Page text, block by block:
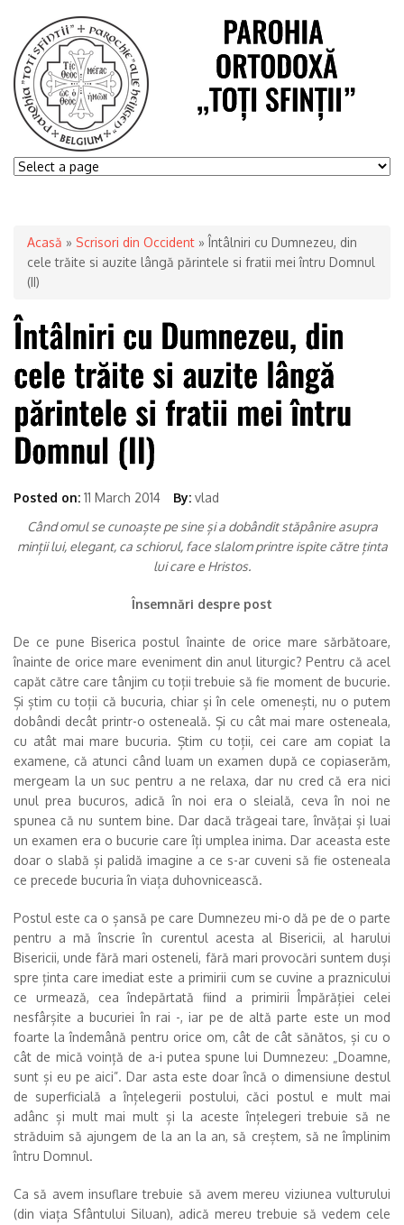
Acasă » Scrisori din Occident » Întâlniri cu Dumnezeu, din
cele trăite si auzite lângă părintele si fratii mei întru Domnul
(II)
Posted on: 11 March 2014 By: vlad
Când omul se cunoaște pe sine și a dobândit stăpânire asupra
minții lui, elegant, ca schiorul, face slalom printre ispite către ținta
lui care e Hristos.
Însemnări despre post
De ce pune Biserica postul înainte de orice mare sărbătoare,
înainte de orice mare eveniment din anul liturgic? Pentru că acel
capăt către care tânjim cu toții trebuie să fie moment de bucurie.
Și știm cu toții că bucuria, chiar și în cele omenești, nu o putem
dobândi decât printr-o osteneală. Și cu cât mai mare osteneala,
cu atât mai mare bucuria. Știm cu toții, cei care am copiat la
examene, că atunci când luam un examen după ce copiaserăm,
mergeam la un suc pentru a ne relaxa, dar nu cred că era nici
unul prea bucuros, adică în noi era o sleială, ceva în noi ne
spunea că nu suntem bine. Dar dacă trăgeai tare, învățai și luai
un examen era o bucurie care îți umplea inima. Dar aceasta este
doar o slabă și palidă imagine a ce s-ar cuveni să fie osteneala
ce precede bucuria în viața duhovnicească.
Postul este ca o șansă pe care Dumnezeu mi-o dă pe de o parte
pentru a mă înscrie în curentul acesta al Bisericii, al harului
Bisericii, unde fără mari osteneli, fără mari provocări suntem duși
spre ținta care imediat este a primirii cum se cuvine a praznicului
ce urmează, cea îndepărtată fiind a primirii Împărăției celei
nesfârșite a bucuriei în rai -, iar pe de altă parte este un mod
foarte la îndemână pentru orice om, cât de cât sănătos, și cu o
cât de mică voință de a-i putea spune lui Dumnezeu: „Doamne,
sunt și eu pe aici”. Dar asta este doar încă o dimensiune destul
de superficială a înțelegerii postului, căci postul e mult mai
adânc și mult mai mult și la aceste înțelegeri trebuie să ne
străduim să ajungem de la an la an, să creștem, să ne împlinim
întru Domnul.
Ca să avem insuflare trebuie să avem mereu viziunea vulturului
(din viața Sfântului Siluan), adică mereu trebuie să vedem cele